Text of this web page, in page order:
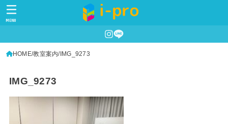
MENU
HOME 教室案内 IMG_9273
IMG_9273